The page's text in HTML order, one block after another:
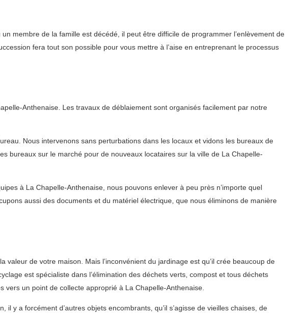
membre de la famille est décédé, il peut être difficile de programmer l’enlèvement de
fera tout son possible pour vous mettre à l’aise en entreprenant le processus
Anthenaise. Les travaux de déblaiement sont organisés facilement par notre
Nous intervenons sans perturbations dans les locaux et vidons les bureaux de
bureaux sur le marché pour de nouveaux locataires sur la ville de La Chapelle-
à La Chapelle-Anthenaise, nous pouvons enlever à peu près n’importe quel
aussi des documents et du matériel électrique, que nous éliminons de manière
de votre maison. Mais l’inconvénient du jardinage est qu’il crée beaucoup de
est spécialiste dans l’élimination des déchets verts, compost et tous déchets
un point de collecte approprié à La Chapelle-Anthenaise.
y a forcément d’autres objets encombrants, qu’il s’agisse de vieilles chaises, de